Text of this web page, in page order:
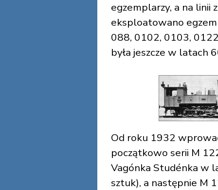
egzemplarzy, a na linii
eksploatowano
088, 0102, 0103,
była jeszcze w latach
Od roku 1932
początkowo serii M
Vagónka Studénka w
sztuk), a następnie M